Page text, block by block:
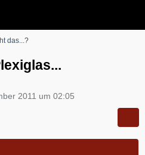
das...?
2011 um 02:05